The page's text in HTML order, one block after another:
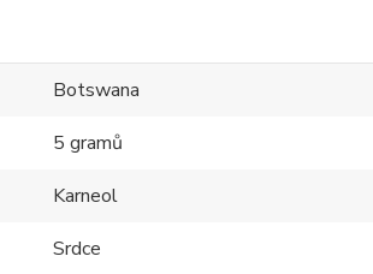
Botswana
5 gramů
Karneol
Srdce